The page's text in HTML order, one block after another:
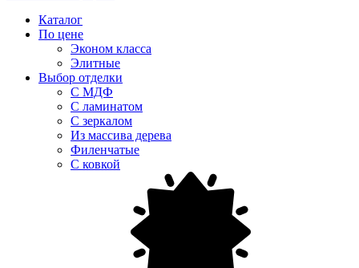
Каталог
По цене
Эконом класса
Элитные
Выбор отделки
С МДФ
С ламинатом
С зеркалом
Из массива дерева
Филенчатые
С ковкой